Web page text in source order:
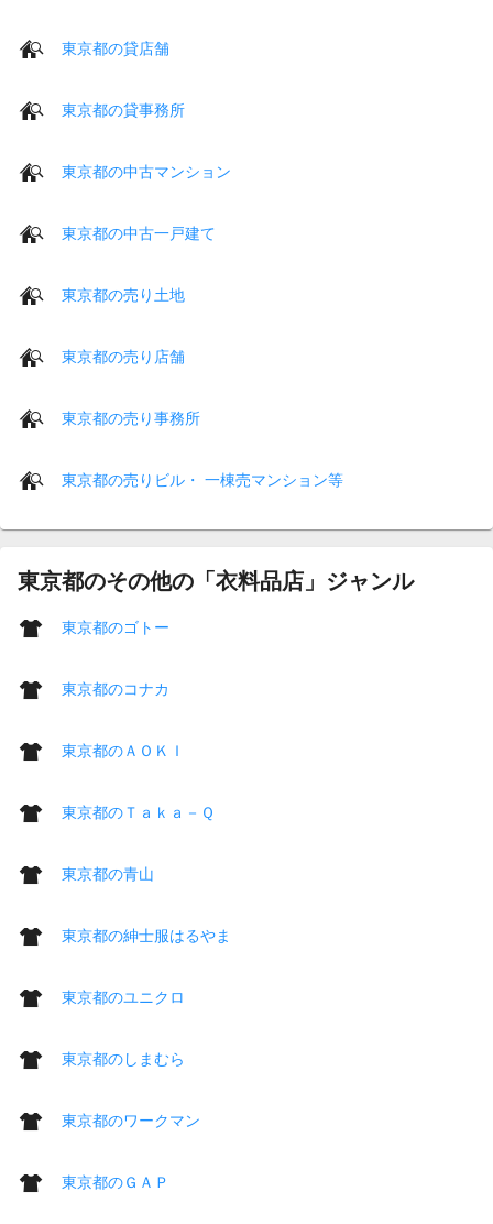
東京都の貸店舗
東京都の貸事務所
東京都の中古マンション
東京都の中古一戸建て
東京都の売り土地
東京都の売り店舗
東京都の売り事務所
東京都の売りビル・ 一棟売マンション等
東京都のその他の「衣料品店」ジャンル
東京都のゴトー
東京都のコナカ
東京都のＡＯＫＩ
東京都のＴａｋａ－Ｑ
東京都の青山
東京都の紳士服はるやま
東京都のユニクロ
東京都のしまむら
東京都のワークマン
東京都のＧＡＰ